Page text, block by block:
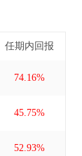
任期内回报
74.16%
45.75%
52.93%